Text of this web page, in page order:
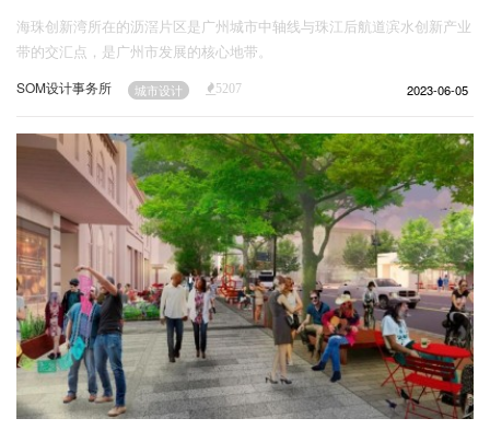
海珠创新湾所在的沥滘片区是广州城市中轴线与珠江后航道滨水创新产业
带的交汇点，是广州市发展的核心地带。
SOM设计事务所 城市设计 5207 2023-06-05